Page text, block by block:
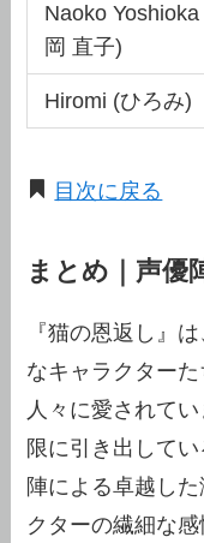
Naoko
岡 直子)
Hiromi (ひろみ)
目次に戻る
まとめ｜声優
『猫の恩返し』
なキャラクター
人々に愛されて
限に引き出して
陣による卓越し
クターの繊細な